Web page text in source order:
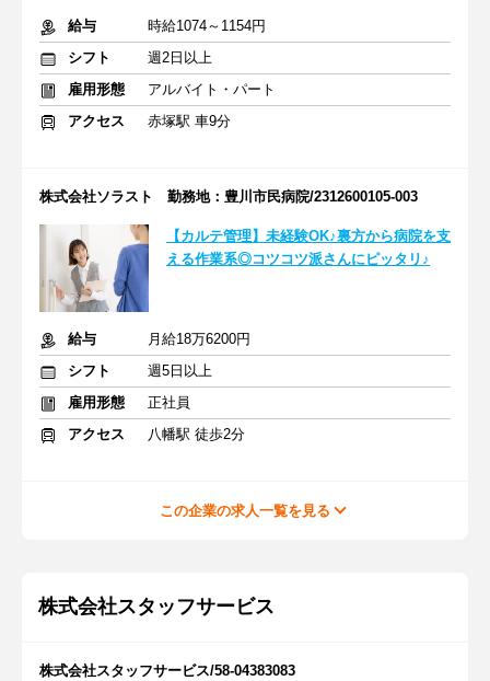
給与
時給1074～1154円
シフト
週2日以上
雇用形態
アルバイト・パート
アクセス
赤塚駅 車9分
株式会社ソラスト 勤務地：豊川市民病院/2312600105-003
【カルテ管理】未経験OK♪裏方から病院を支
える作業系◎コツコツ派さんにピッタリ♪
給与
月給18万6200円
シフト
週5日以上
雇用形態
正社員
アクセス
八幡駅 徒歩2分
この企業の求人一覧を見る
株式会社スタッフサービス
株式会社スタッフサービス/58-04383083